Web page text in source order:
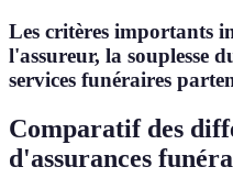
Les critères importants
l'assureur, la souplesse
services funéraires
Comparatif des
d'assurances